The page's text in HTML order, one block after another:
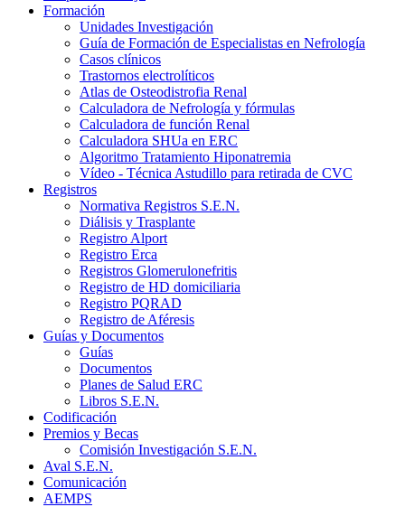
Formación
Unidades Investigación
Guía de Formación de Especialistas en Nefrología
Casos clínicos
Trastornos electrolíticos
Atlas de Osteodistrofia Renal
Calculadora de Nefrología y fórmulas
Calculadora de función Renal
Calculadora SHUa en ERC
Algoritmo Tratamiento Hiponatremia
Vídeo - Técnica Astudillo para retirada de CVC
Registros
Normativa Registros S.E.N.
Diálisis y Trasplante
Registro Alport
Registro Erca
Registros Glomerulonefritis
Registro de HD domiciliaria
Registro PQRAD
Registro de Aféresis
Guías y Documentos
Guías
Documentos
Planes de Salud ERC
Libros S.E.N.
Codificación
Premios y Becas
Comisión Investigación S.E.N.
Aval S.E.N.
Comunicación
AEMPS